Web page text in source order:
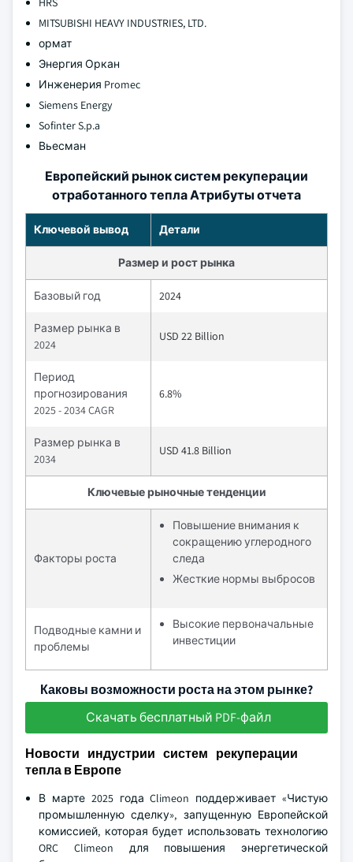
MITSUBISHI HEAVY INDUSTRIES, LTD.
ормат
Энергия Оркан
Инженерия Promec
Siemens Energy
Sofinter S.p.a
Вьесман
Европейский рынок систем рекуперации
отработанного тепла Атрибуты отчета
Ключевой вывод Детали
Размер и рост рынка
Базовый год 2024
Размер рынка в
2024
USD 22 Billion
Период
прогнозирования
2025 - 2034 CAGR
6.8%
Размер рынка в
2034
USD 41.8 Billion
Ключевые рыночные тенденции
Факторы роста
Повышение внимания к
сокращению углеродного
следа
Жесткие нормы выбросов
Подводные камни и
проблемы
Высокие первоначальные
инвестиции
Каковы возможности роста на этом рынке?
Скачать бесплатный PDF-файл
Новости индустрии систем рекуперации
тепла в Европе
В марте 2025 года Climeon поддерживает «Чистую
промышленную сделку», запущенную Европейской
комиссией, которая будет использовать технологию
ORC Climeon для повышения энергетической